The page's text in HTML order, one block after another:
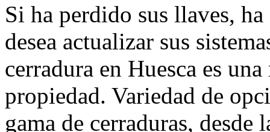
Si ha perdido sus llaves,
desea actualizar sus
cerradura en Huesca es
propiedad. Variedad de
gama de cerraduras, desde